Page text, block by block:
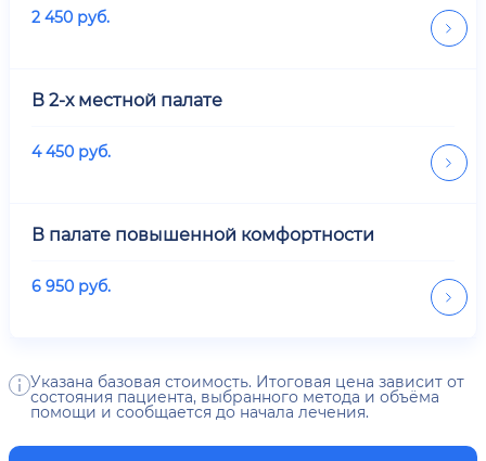
2 450 руб.
В 2-х местной палате
4 450 руб.
В палате повышенной комфортности
6 950 руб.
Указана базовая стоимость. Итоговая цена зависит от
состояния пациента, выбранного метода и объёма
помощи и сообщается до начала лечения.